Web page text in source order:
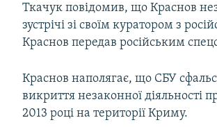
Ткачук повідомив, що Краснов
зустрічі зі своїм куратором з
Краснов передав російським
Краснов наполягає, що СБУ
викриття незаконної діяльності
2013 році на території Криму.